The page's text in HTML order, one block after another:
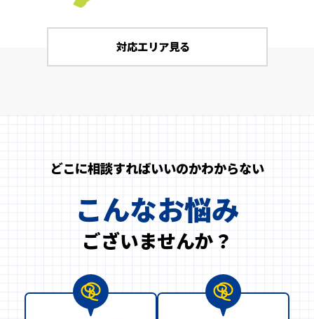
対応エリア見る
どこに相談すればいいのかわからない
こんなお悩み
ございませんか？